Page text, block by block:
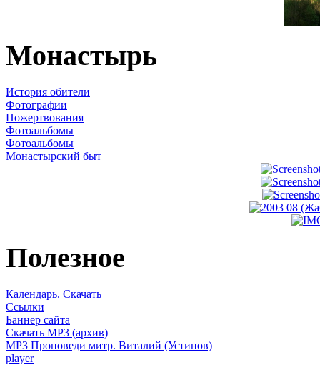
Монастырь
История обители
Фотографии
Пожертвования
Фотоальбомы
Фотоальбомы
Монастырский быт
Полезное
Календарь. Скачать
Ссылки
Баннер сайта
Скачать MP3 (архив)
MP3 Проповеди митр. Виталий (Устинов)
player